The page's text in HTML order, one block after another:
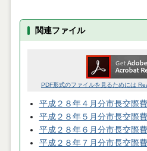
関連ファイル
PDF形式のファイルを見るためには
平成２８年４月分市長交際費
平成２８年５月分市長交際費
平成２８年６月分市長交際費
平成２８年７月分市長交際費